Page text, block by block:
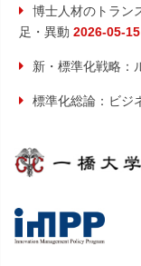
博士人材のトラン
足・異動 2026-05-15
新・標準化戦略：
標準化総論：ビジ